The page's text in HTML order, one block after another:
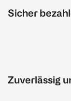
Sicher
Zuverlässig